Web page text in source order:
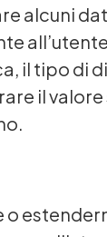
alcuni
il tipo di
il